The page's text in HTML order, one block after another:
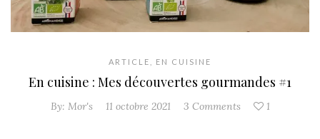
ARTICLE EN CUISINE
En cuisine : Mes découvertes gourmandes #1
By: Mor's 11 octobre 2021 3 Comments 1